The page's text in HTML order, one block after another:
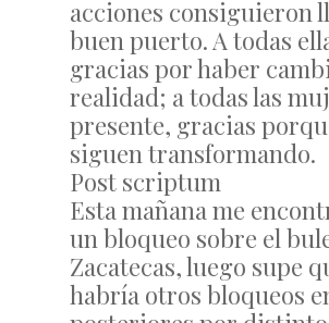
acciones consiguieron
buen puerto. A todas
gracias por haber
realidad; a todas las
presente, gracias
siguen transformando.
Post scriptum
Esta mañana me
un bloqueo sobre el
Zacatecas, luego supe
habría otros bloqueos